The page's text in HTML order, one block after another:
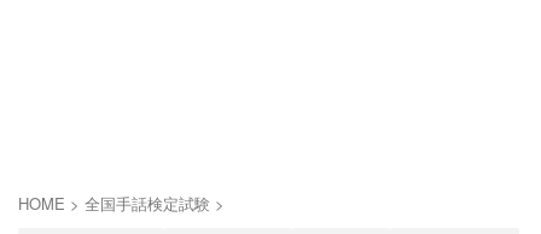
HOME > 全国手話検定試験 >